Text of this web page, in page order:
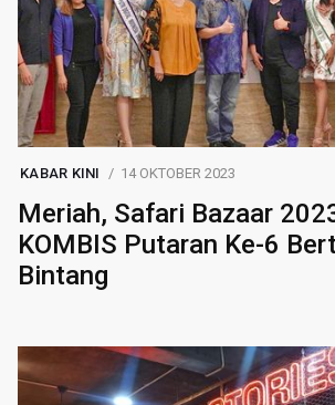
KABAR KINI 14 OKTOBER 2023
Meriah, Safari Bazaar
KOMBIS Putaran Ke-6
Bintang